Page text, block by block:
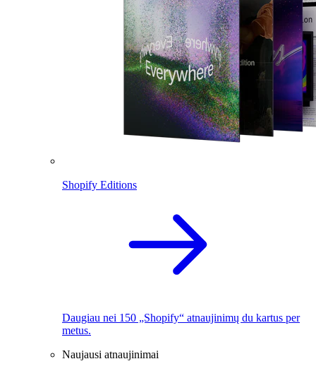
Shopify Editions
Daugiau nei 150 „Shopify“ atnaujinimų du kartus per
metus.
Naujausi atnaujinimai